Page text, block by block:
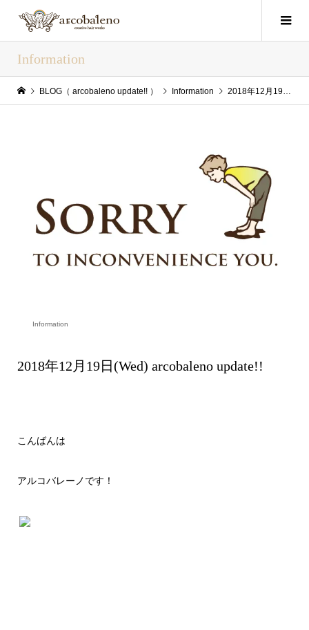
Information
BLOG（ arcobaleno update!! ） Information 2018年12月19日(Wed) arcobaleno update!!
Information
2018年12月19日(Wed) arcobaleno update!!
こんばんは
アルコバレーノです！